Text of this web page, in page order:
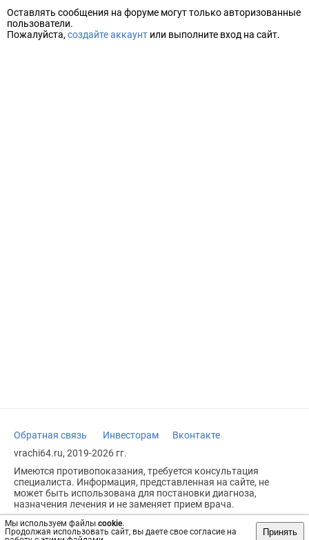
Мы используем файлы cookie.
Продолжая использовать сайт, вы даете свое согласие на
Принять
Оставлять сообщения на форуме могут только авторизованные
пользователи.
Пожалуйста, создайте аккаунт или выполните вход на сайт.
Обратная связь Инвесторам
Вконтакте
vrachi64.ru, 2019-2026 гг.
Имеются противопоказания, требуется консультация
специалиста. Информация, представленная на сайте, не
может быть использована для постановки диагноза,
назначения лечения и не заменяет прием врача.
Возрастное ограничение: 18+